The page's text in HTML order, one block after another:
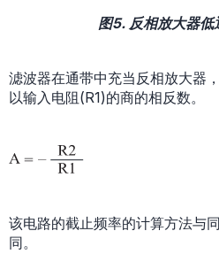
图5. 反相放大器低
滤波器在通带中充当反相放大器
以输入电阻(R1)的商的相反数。
该电路的截止频率的计算方法与
同。